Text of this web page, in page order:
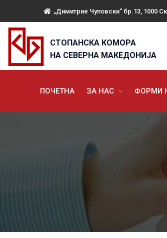
„Димитрие Чуповски“ бр.13, 1000
СТОПАНСКА КОМОРА
НА СЕВЕРНА МАКЕДОНИЈА
ПОЧЕТНА ЗА НАС ФОРМИ